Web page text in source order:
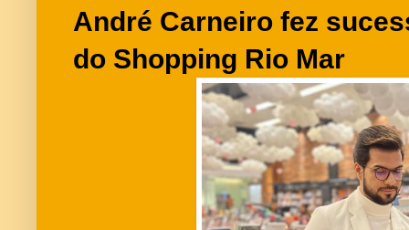
André Carneiro fez
do Shopping Rio Mar